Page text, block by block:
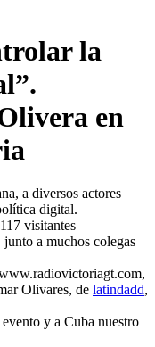
la
en
a diversos actores
digital.
visitantes
a muchos colegas
Olivares, de latindadd,
y a Cuba nuestro